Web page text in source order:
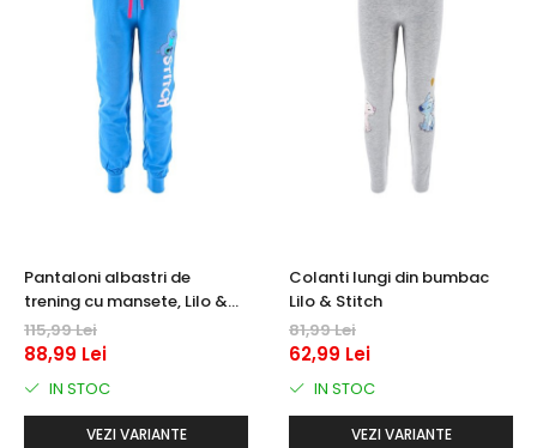
Pantaloni albastri de
trening cu mansete, Lilo &
Stitch
115,99 Lei
88,99 Lei
IN STOC
VEZI VARIANTE
Colanti lungi din bumbac
Lilo & Stitch
81,99 Lei
62,99 Lei
IN STOC
VEZI VARIANTE